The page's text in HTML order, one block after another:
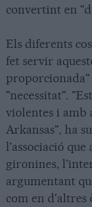
convertint en
Els diferents
fet servir
"necessitat".
violentes i amb
Arkansas", ha
l'associació que
gironines,
argumentant
com en d'altres